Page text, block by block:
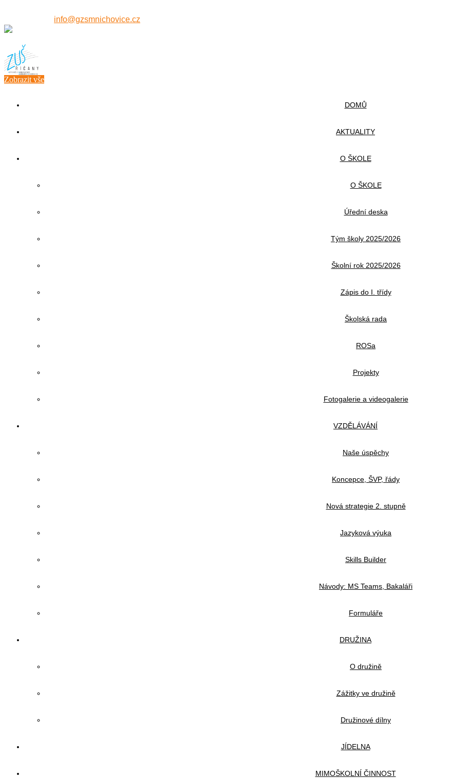
info@gzsmnichovice.cz
Zobrazit vše
DOMŮ
AKTUALITY
O ŠKOLE
O ŠKOLE
Úřední deska
Tým školy 2025/2026
Školní rok 2025/2026
Zápis do I. třídy
Školská rada
ROSa
Projekty
Fotogalerie a videogalerie
VZDĚLÁVÁNÍ
Naše úspěchy
Koncepce, ŠVP, řády
Nová strategie 2. stupně
Jazyková výuka
Skills Builder
Návody: MS Teams, Bakaláři
Formuláře
DRUŽINA
O družině
Zážitky ve družině
Družinové dílny
JÍDELNA
MIMOŠKOLNÍ ČINNOST